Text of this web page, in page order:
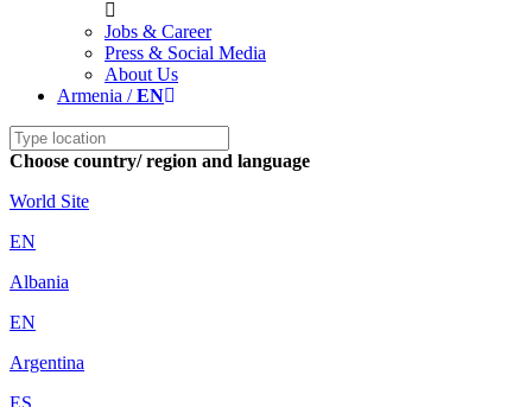
Jobs & Career
Press & Social Media
About Us
Armenia /EN
Choose country/ region and language
World Site
EN
Albania
EN
Argentina
ES